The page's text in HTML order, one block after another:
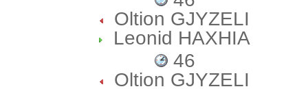
Oltion GJYZELI
Leonid HAXHIA
46
Oltion GJYZELI